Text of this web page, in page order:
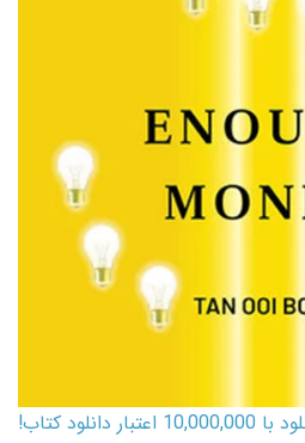
کارت اعتباری کتاب دانلود با 10,000,000 اعتبار دانلود کتاب!